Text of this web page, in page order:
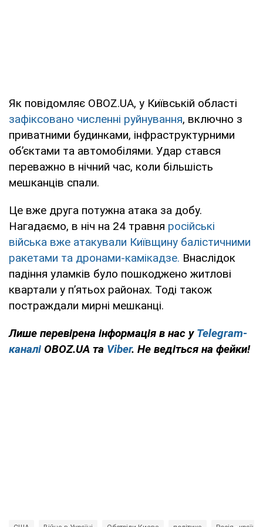
Як повідомляє OBOZ.UA, у Київській області
зафіксовано численні руйнування, включно з
приватними будинками, інфраструктурними
об’єктами та автомобілями. Удар стався
переважно в нічний час, коли більшість
мешканців спали.
Це вже друга потужна атака за добу.
Нагадаємо, в ніч на 24 травня російські
війська вже атакували Київщину балістичними
ракетами та дронами-камікадзе. Внаслідок
падіння уламків було пошкоджено житлові
квартали у п’ятьох районах. Тоді також
постраждали мирні мешканці.
Лише перевірена інформація в нас у Telegram-
каналі OBOZ.UA та Viber. Не ведіться на фейки!